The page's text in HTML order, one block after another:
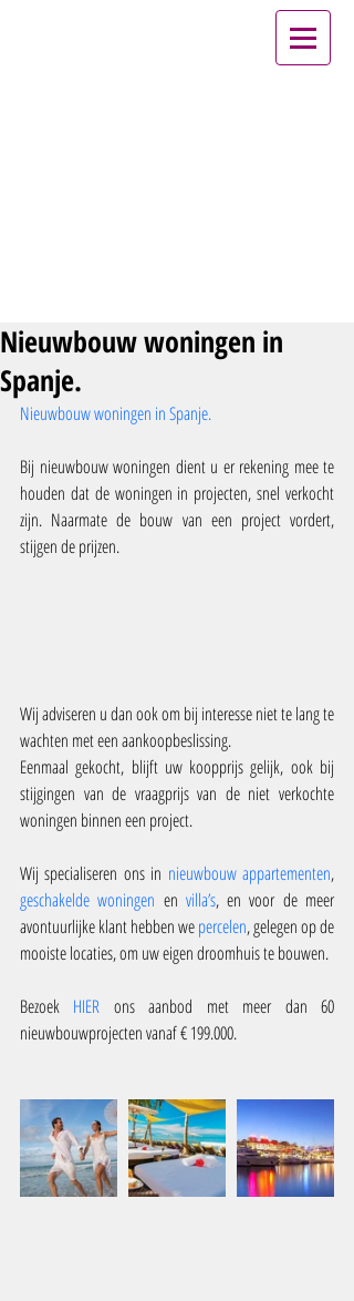
Nieuwbouw woningen in
Spanje.
Nieuwbouw woningen in Spanje.
Bij nieuwbouw woningen dient u er rekening mee te
houden dat de woningen in projecten, snel verkocht
zijn. Naarmate de bouw van een project vordert,
stijgen de prijzen.
Wij adviseren u dan ook om bij interesse niet te lang te
wachten met een aankoopbeslissing.
Eenmaal gekocht, blijft uw koopprijs gelijk, ook bij
stijgingen van de vraagprijs van de niet verkochte
woningen binnen een project.
Wij specialiseren ons in nieuwbouw appartementen
geschakelde woningen en villa’s, en voor de meer
avontuurlijke klant hebben we percelen, gelegen op de
mooiste locaties, om uw eigen droomhuis te bouwen.
Bezoek HIER ons aanbod met meer dan 60
nieuwbouwprojecten vanaf € 199.000.